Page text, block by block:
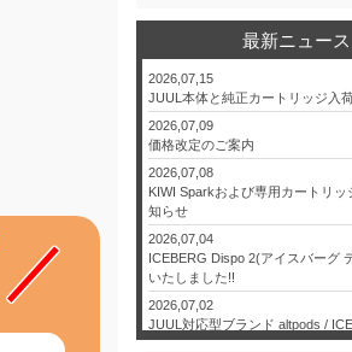
最新ニュース
2026,07,15
JUUL本体と純正カートリッジ入
2026,07,09
価格改定のご案内
2026,07,08
KIWI Sparkおよび専用カートリッ
知らせ
2026,07,04
ICEBERG Dispo 2(アイスバーグ
いたしました!!
2026,07,02
JUUL対応型ブランド altpods /
たしました!!